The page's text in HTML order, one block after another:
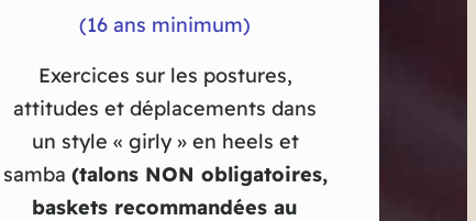
(16 ans minimum)
Exercices sur les postures,
attitudes et déplacements dans
un style « girly » en heels et
samba (talons NON obligatoires,
baskets recommandées au